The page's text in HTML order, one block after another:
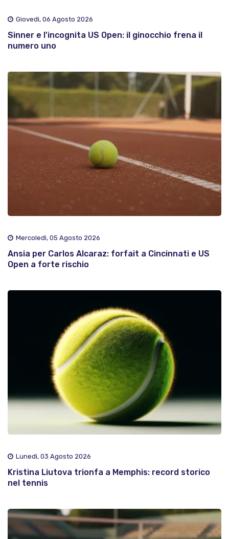
Giovedì, 06 Agosto 2026
Sinner e l'incognita US Open: il ginocchio frena il
numero uno
Mercoledì, 05 Agosto 2026
Ansia per Carlos Alcaraz: forfait a Cincinnati e US
Open a forte rischio
Lunedì, 03 Agosto 2026
Kristina Liutova trionfa a Memphis: record storico
nel tennis